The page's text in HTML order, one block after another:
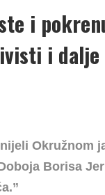
i
i
Okružnom
Borisa